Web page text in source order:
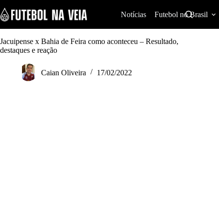
k
i
p
t
o
Notícias Futebol no Brasil
Jacuipense x Bahia de Feira como aconteceu – Resultado,
destaques e reação
Caian Oliveira 17/02/2022